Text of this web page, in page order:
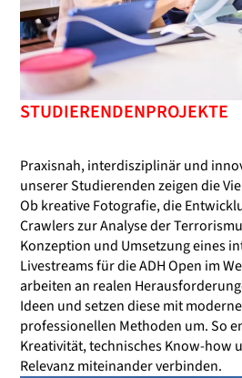
STUDIERENDENPROJEKTE
Praxisnah, interdisziplinär und
unserer Studierenden zeigen die
Ob kreative Fotografie, die
Crawlers zur Analyse der
Konzeption und Umsetzung eines
Livestreams für die ADH Open im
arbeiten an realen
Ideen und setzen diese mit
professionellen Methoden um. So
Kreativität, technisches Know-how
Relevanz miteinander verbinden.